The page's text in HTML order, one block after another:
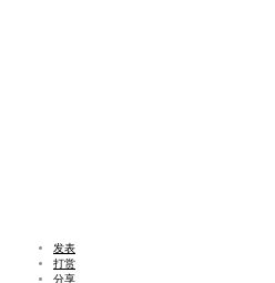
发表
打赏
分享